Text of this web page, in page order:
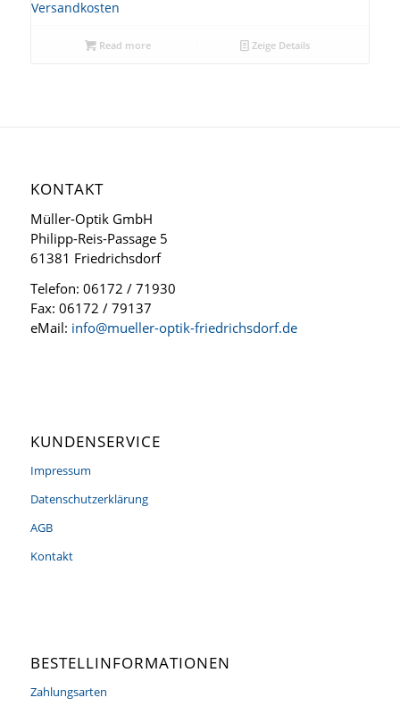
Versandkosten
Read more Zeige Details
KONTAKT
Müller-Optik GmbH
Philipp-Reis-Passage 5
61381 Friedrichsdorf
Telefon: 06172 / 71930
Fax: 06172 / 79137
eMail: info@mueller-optik-friedrichsdorf.de
KUNDENSERVICE
Impressum
Datenschutzerklärung
AGB
Kontakt
BESTELLINFORMATIONEN
Zahlungsarten